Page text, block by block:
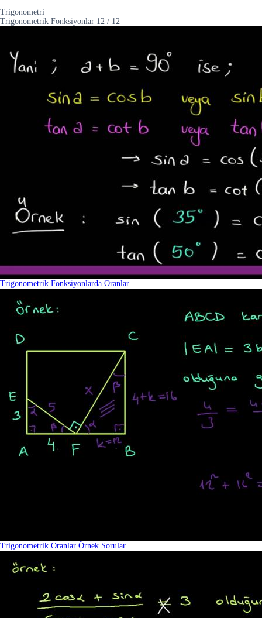
Trigonometri
Trigonometrik Fonksiyonlar 12 / 12
Trigonometrik Fonksiyonlarda Oranlar
Trigonometrik Oranlar Örnek Sorular